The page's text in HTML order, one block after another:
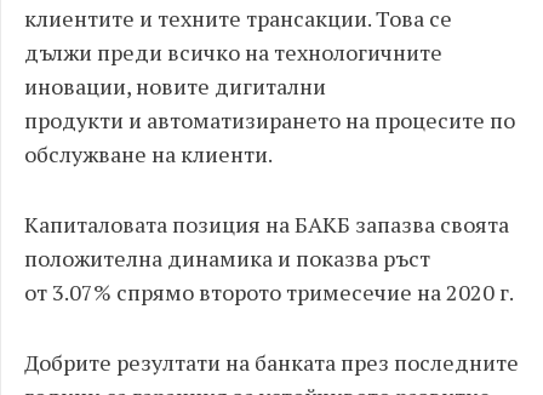
клиентите и техните трансакции. Това се
дължи преди всичко на технологичните
иновации, новите дигитални
продукти и автоматизирането на процесите по
обслужване на клиенти.
Капиталовата позиция на БАКБ запазва своята
положителна динамика и показва ръст
от 3.07% спрямо второто тримесечие на 2020 г.
Добрите резултати на банката през последните